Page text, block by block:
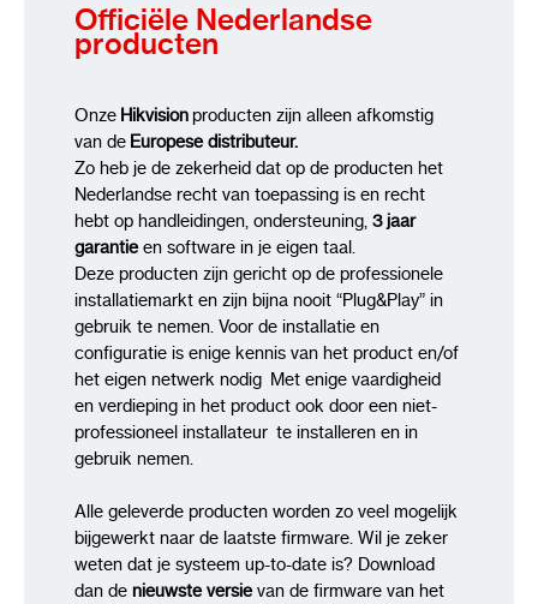
S, Profile G), ISAPI, SDK
ProtocolsTCP/IP, ICMP, HTTP, HTTPS, FTP,
SMTP, IGMP, 802.1X, QoS, IPv4, IPv6, UDP,
Bonjour, SSL/TLS, PPPoE, SNMP
User/HostUp to 32 users. 3 user levels:
administrator, operator and user
SecurityPassword protection, complicated
password, HTTPS encryption, IP address
filter, Security Audit Log, basic and digest
authentication for HTTP/HTTPS, TLS 1.1/1.2,
WSSE and digest authentication for Open
Network Video Interface
Network Storage
MicroSD/SDHC/SDXC card (256 GB) local
storage, and NAS (NFS, SMB/CIFS), auto
network replenishment (ANR)
Together with high-end Hikvision memory card,
memory card encryption and health detection
Officiële Nederlandse
producten
Onze Hikvisionproducten zijn alleen afkomstig
van de Europese distributeur.
Zo heb je de zekerheid dat op de producten het
Nederlandse recht van toepassing is en recht
hebt op handleidingen, ondersteuning, 3 jaar
garantieen software in je eigen taal.
Deze producten zijn gericht op de professionele
installatiemarkt en zijn bijna nooit “Plug&Play” in
gebruik te nemen. Voor de installatie en
configuratie is enige kennis van het product en/of
het eigen netwerk nodig Met enige vaardigheid
en verdieping in het product ook door een niet-
professioneel installateur te installeren en in
gebruik nemen.
Alle geleverde producten worden zo veel mogelijk
bijgewerkt naar de laatste firmware. Wil je zeker
weten dat je systeem up-to-date is? Download
dan de nieuwste versievan de firmware van het